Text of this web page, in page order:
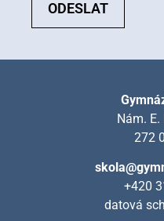
ODESLAT
Nám. E.
272
+420
datová